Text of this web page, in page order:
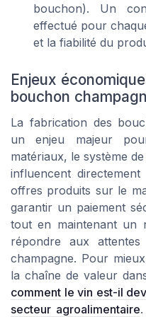
bouchon). Un
effectué pour
et la fiabilité du
Enjeux
bouchon
La fabrication des
un enjeu majeur
matériaux, le système
influencent
offres produits sur le
garantir un paiement
tout en maintenant un
répondre aux
champagne. Pour
la chaîne de valeur
comment le vin est-il
secteur agroalimentaire